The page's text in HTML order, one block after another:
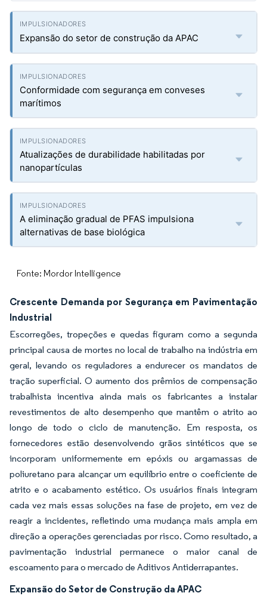
Expansão do setor de construção da APAC
Conformidade com segurança em conveses
marítimos
Atualizações de durabilidade habilitadas por
nanopartículas
A eliminação gradual de PFAS impulsiona
alternativas de base biológica
Fonte: Mordor Intelligence
Crescente Demanda por Segurança em Pavimentação
Industrial
Escorregões, tropeções e quedas figuram como a segunda
principal causa de mortes no local de trabalho na indústria em
geral, levando os reguladores a endurecer os mandatos de
tração superficial. O aumento dos prêmios de compensação
trabalhista incentiva ainda mais os fabricantes a instalar
revestimentos de alto desempenho que mantêm o atrito ao
longo de todo o ciclo de manutenção. Em resposta, os
fornecedores estão desenvolvendo grãos sintéticos que se
incorporam uniformemente em epóxis ou argamassas de
poliuretano para alcançar um equilíbrio entre o coeficiente de
atrito e o acabamento estético. Os usuários finais integram
cada vez mais essas soluções na fase de projeto, em vez de
reagir a incidentes, refletindo uma mudança mais ampla em
direção a operações gerenciadas por risco. Como resultado, a
pavimentação industrial permanece o maior canal de
escoamento para o mercado de Aditivos Antiderrapantes.
Expansão do Setor de Construção da APAC